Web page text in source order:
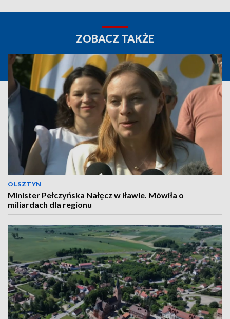
ZOBACZ TAKŻE
OLSZTYN
Minister Pełczyńska Nałęcz w Iławie. Mówiła o
miliardach dla regionu